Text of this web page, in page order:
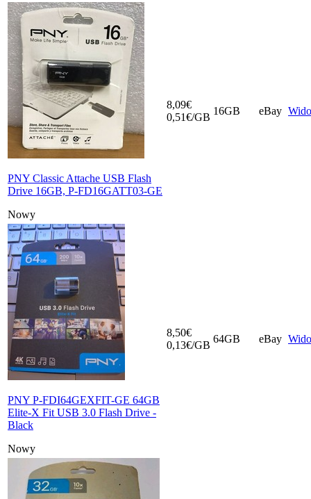
PNY Classic Attache USB Flash
Drive 16GB, P-FD16GATT03-GE
Nowy
8,09€
0,51€/GB
16GB eBay
PNY P-FDI64GEXFIT-GE 64GB
Elite-X Fit USB 3.0 Flash Drive -
Black
Nowy
8,50€
0,13€/GB
64GB eBay